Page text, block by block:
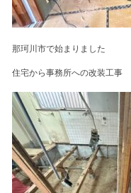
那珂川市で始まりました
住宅から事務所への改装工事